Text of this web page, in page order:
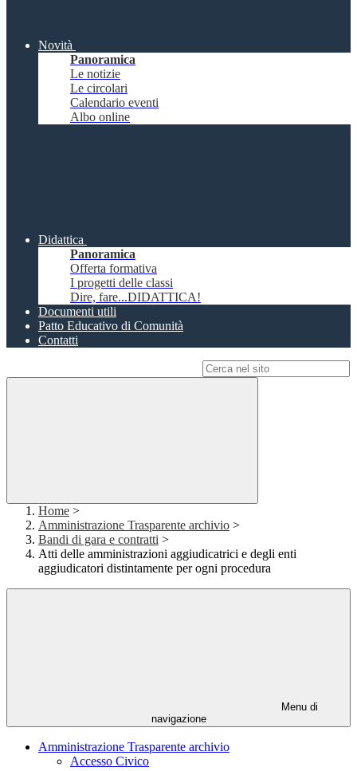
Novità
Panoramica
Le notizie
Le circolari
Calendario eventi
Albo online
Didattica
Panoramica
Offerta formativa
I progetti delle classi
Dire, fare...DIDATTICA!
Documenti utili
Patto Educativo di Comunità
Contatti
Home >
Amministrazione Trasparente archivio >
Bandi di gara e contratti >
Atti delle amministrazioni aggiudicatrici e degli enti
aggiudicatori distintamente per ogni procedura
Menu di
navigazione
Amministrazione Trasparente archivio
Accesso Civico